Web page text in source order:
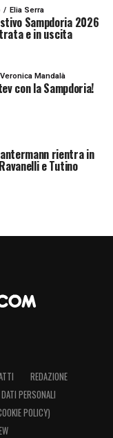
Elia Serra
Sampdoria 2026
e in uscita
Veronica Mandalà
con la Sampdoria!
rientra in
e Tutino
REDAZIONE
PERSONALI
POLICY)